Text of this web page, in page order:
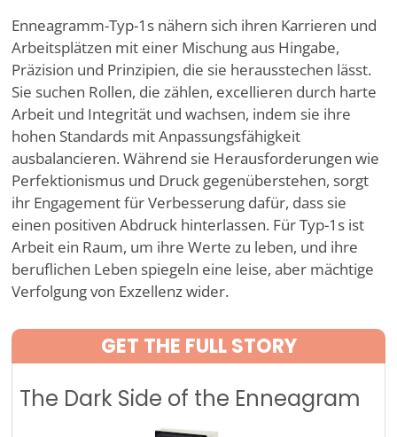
Enneagramm-Typ-1s nähern sich ihren Karrieren und
Arbeitsplätzen mit einer Mischung aus Hingabe,
Präzision und Prinzipien, die sie herausstechen lässt.
Sie suchen Rollen, die zählen, excellieren durch harte
Arbeit und Integrität und wachsen, indem sie ihre
hohen Standards mit Anpassungsfähigkeit
ausbalancieren. Während sie Herausforderungen wie
Perfektionismus und Druck gegenüberstehen, sorgt
ihr Engagement für Verbesserung dafür, dass sie
einen positiven Abdruck hinterlassen. Für Typ-1s ist
Arbeit ein Raum, um ihre Werte zu leben, und ihre
beruflichen Leben spiegeln eine leise, aber mächtige
Verfolgung von Exzellenz wider.
GET THE FULL STORY
The Dark Side of the Enneagram